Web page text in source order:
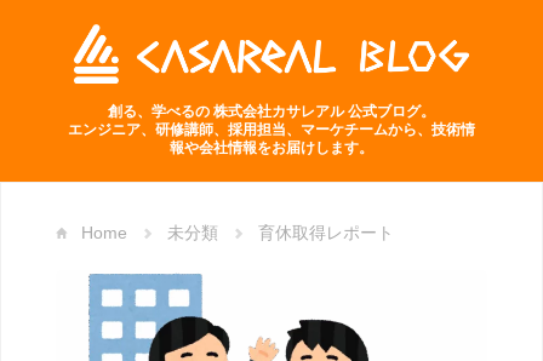
創る、学べるの 株式会社カサレアル 公式ブログ。
エンジニア、研修講師、採用担当、マーケチームから、技術情
報や会社情報をお届けします。
Home 未分類 育休取得レポート